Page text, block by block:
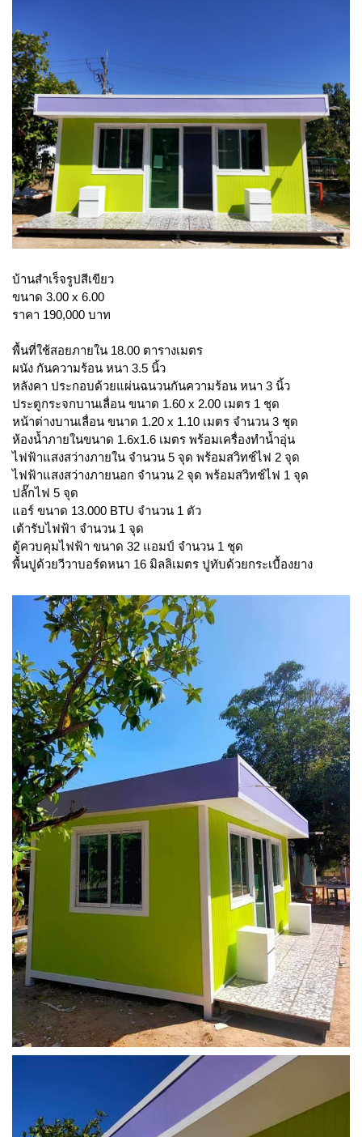
บ้านสำเร็จรูปสีเขียว
ขนาด 3.00 x 6.00
ราคา 190,000 บาท
พื้นที่ใช้สอยภายใน 18.00 ตารางเมตร
ผนัง กันความร้อน หนา 3.5 นิ้ว
หลังคา ประกอบด้วยแผ่นฉนวนกันความร้อน หนา 3 นิ้ว
ประตูกระจกบานเลื่อน ขนาด 1.60 x 2.00 เมตร 1 ชุด
หน้าต่างบานเลื่อน ขนาด 1.20 x 1.10 เมตร จำนวน 3 ชุด
ห้องน้ำภายในขนาด 1.6x1.6 เมตร พร้อมเครื่องทำน้ำอุ่น
ไฟฟ้าแสงสว่างภายใน จำนวน 5 จุด พร้อมสวิทช์ไฟ 2 จุด
ไฟฟ้าแสงสว่างภายนอก จำนวน 2 จุด พร้อมสวิทช์ไฟ 1 จุด
ปลั๊กไฟ 5 จุด
แอร์ ขนาด 13.000 BTU จำนวน 1 ตัว
เต้ารับไฟฟ้า จำนวน 1 จุด
ตู้ควบคุมไฟฟ้า ขนาด 32 แอมป์ จำนวน 1 ชุด
พื้นปูด้วยวีวาบอร์ดหนา 16 มิลลิเมตร ปูทับด้วยกระเบื้องยาง